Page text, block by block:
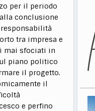
per il periodo
conclusione
tra impresa e
mai sfociati in
piano politico
il progetto.
il
e perfino